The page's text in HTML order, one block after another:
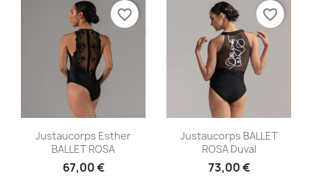
Aperçu rapide
Justaucorps Esther
BALLET ROSA
67,00 €
favorite_border
Aperçu rapide
Justaucorps BALLET
ROSA Duval
73,00 €
favorite_border